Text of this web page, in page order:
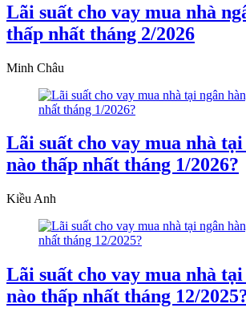
Lãi suất cho vay mua nhà
thấp nhất tháng 2/2026
Minh Châu
Lãi suất cho vay mua nhà
nào thấp nhất tháng 1/2026?
Kiều Anh
Lãi suất cho vay mua nhà
nào thấp nhất tháng 12/